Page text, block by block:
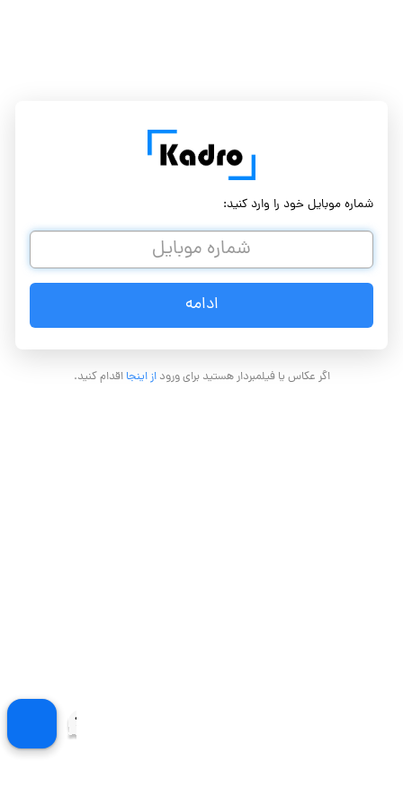
شماره موبایل خود را وارد کنید:
اگر عکاس یا فیلمبردار هستید برای وروداز اینجااقدام کنید.